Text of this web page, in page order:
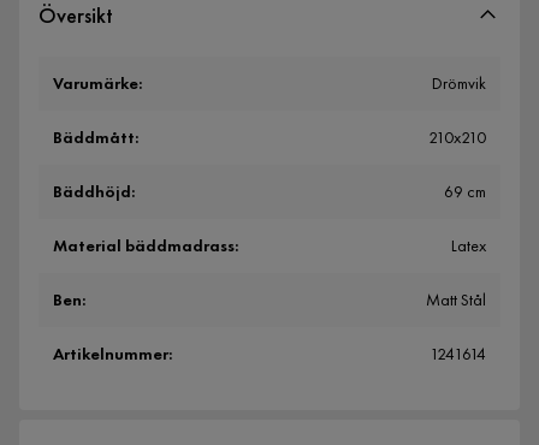
Översikt
Varumärke: Drömvik
Bäddmått: 210x210
Bäddhöjd: 69 cm
Material bäddmadrass: Latex
Ben: Matt Stål
Artikelnummer: 1241614